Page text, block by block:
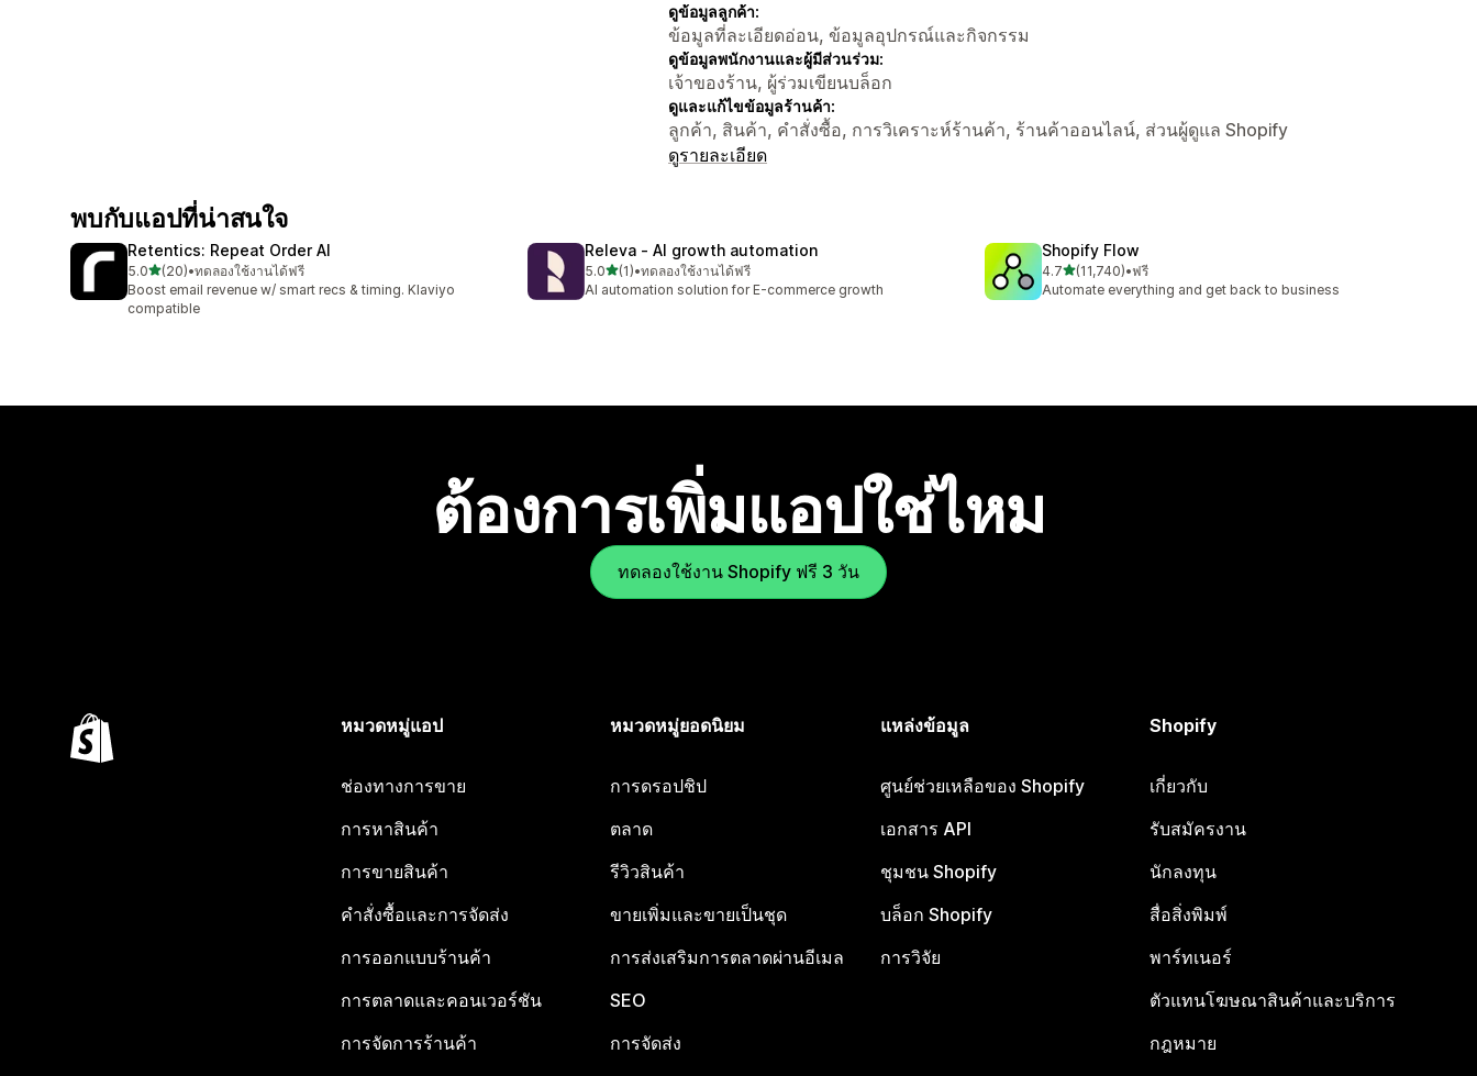
ดูข้อมูลลูกค้า:
ข้อมูลที่ละเอียดอ่อน, ข้อมูลอุปกรณ์และกิจกรรม
ดูข้อมูลพนักงานและผู้มีส่วนร่วม:
เจ้าของร้าน, ผู้ร่วมเขียนบล็อก
ดูและแก้ไขข้อมูลร้านค้า:
ลูกค้า, สินค้า, คำสั่งซื้อ, การวิเคราะห์ร้านค้า, ร้านค้าออนไลน์, ส่วนผู้ดูแล Shopify
ดูรายละเอียด
พบกับแอปที่น่าสนใจ
Retentics: Repeat Order AI
5.0เต็ม 5 ดาว
(20)
ทั้งหมด 20 รีวิว
•ทดลองใช้งานได้ฟรี
Boost email revenue w/ smart recs & timing. Klaviyo
compatible
Releva ‑ AI growth automation
5.0เต็ม 5 ดาว
(1)
ทั้งหมด 1 รีวิว
•ทดลองใช้งานได้ฟรี
AI automation solution for E-commerce growth
Shopify Flow
4.7เต็ม 5 ดาว
(11,740)
ทั้งหมด 11740 รีวิว
•ฟรี
Automate everything and get back to business
ต้องการเพิ่มแอปใช่ไหม
ทดลองใช้งาน Shopify ฟรี 3 วัน
หมวดหมู่แอป
ช่องทางการขาย
การหาสินค้า
การขายสินค้า
คำสั่งซื้อและการจัดส่ง
การออกแบบร้านค้า
การตลาดและคอนเวอร์ชัน
การจัดการร้านค้า
หมวดหมู่ยอดนิยม
การดรอปชิป
ตลาด
รีวิวสินค้า
ขายเพิ่มและขายเป็นชุด
การส่งเสริมการตลาดผ่านอีเมล
SEO
การจัดส่ง
แหล่งข้อมูล
ศูนย์ช่วยเหลือของ Shopify
เอกสาร API
ชุมชน Shopify
บล็อก Shopify
การวิจัย
Shopify
เกี่ยวกับ
รับสมัครงาน
นักลงทุน
สื่อสิ่งพิมพ์
พาร์ทเนอร์
ตัวแทนโฆษณาสินค้าและบริการ
กฎหมาย